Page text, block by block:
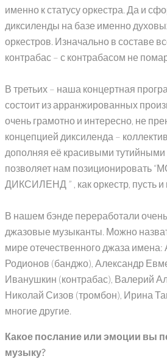
именно к статусу оркестра. Да и
диксиленды на базе именно
оркестров. Изначально в составе
контрабас – с контрабасом не
В третьих – наша концертная
состоит из арранжированных
очень грамотно и интересно, не
концепцией диксиленда –
дополняя её красивыми тутийными
позволяет нам позиционировать
ДИКСИЛЕНД ” , как оркестр, пусть
В нашем бэнде переработали
джазовые музыканты. Можно
мире отечественного джаза имена:
Родионов (банджо), Александр
Иванушкин (контрабас), Валерий
Николай Сизов (тромбон), Ирина
многие другие.
Какое послание или эмоции вы
музыку?